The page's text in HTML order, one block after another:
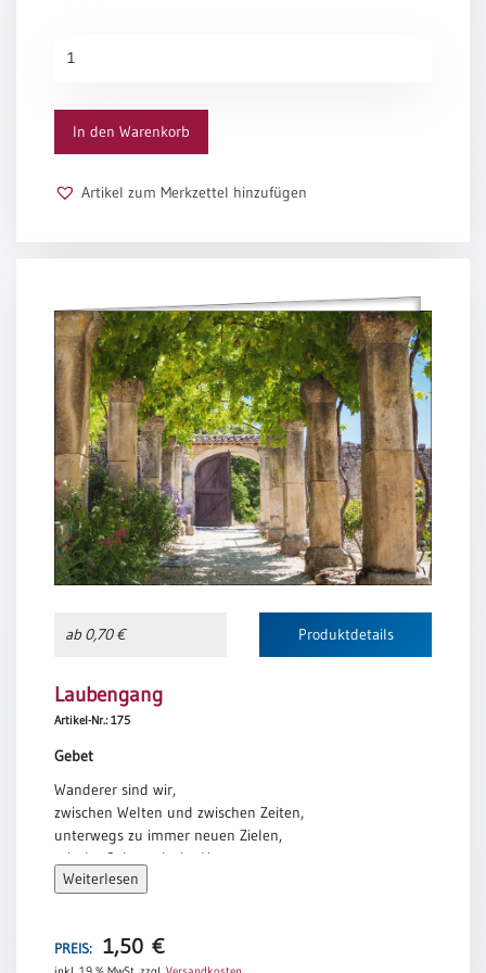
Nacht
In den Warenkorb
Artikel zum Merkzettel hinzufügen
ab 0,70 € Produktdetails
Laubengang
Artikel-Nr.: 175
Gebet
Wanderer sind wir,
zwischen Welten und zwischen Zeiten,
unterwegs zu immer neuen Zielen,
mit der Sehnsucht im Herzen,
irgendwann anzukommen.
Wanderer sind wir,
Weiterlesen
PREIS: 1,50 €